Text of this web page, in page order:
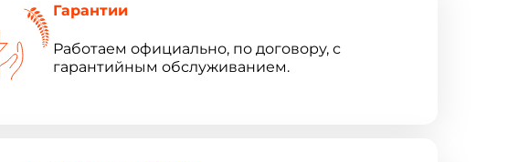
Гарантии
Работаем официально, по договору, с
гарантийным обслуживанием.